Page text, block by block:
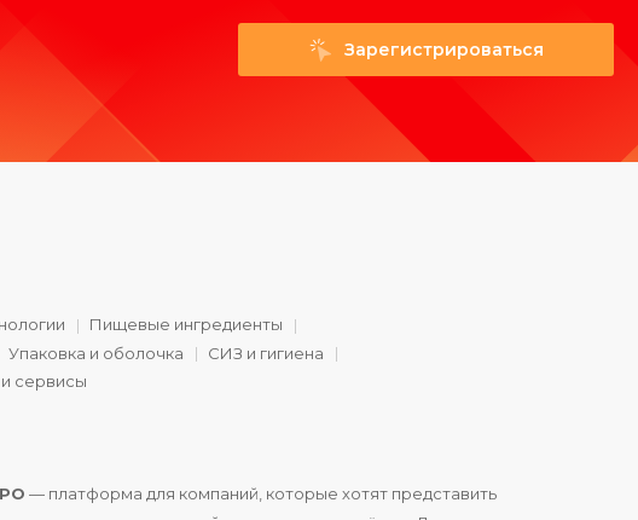
Зарегистрироваться
Пищевые ингредиенты
Упаковка и оболочка
СИЗ и гигиена
и сервисы
— платформа для компаний, которые хотят представить